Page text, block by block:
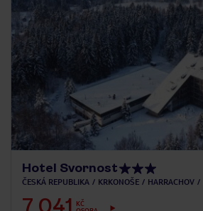
Hotel Svornost
ČESKÁ REPUBLIKA KRKONOŠE HARRACHOV
7 041
KČ